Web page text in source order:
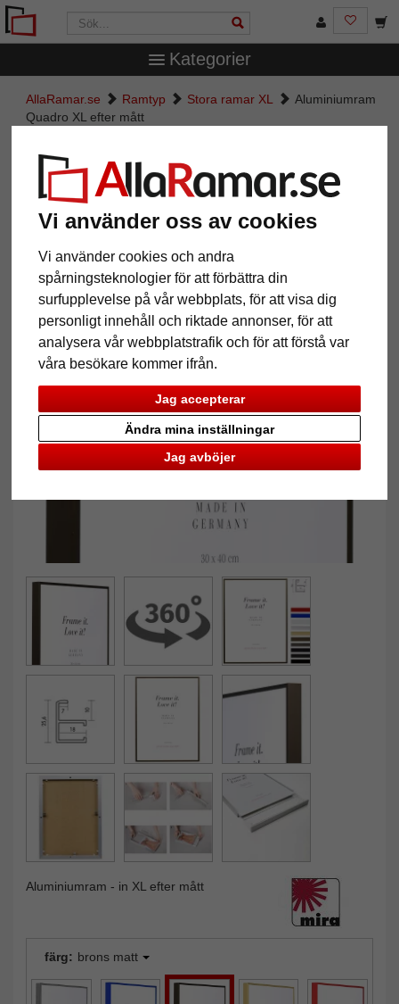
Vi använder oss av cookies
Vi använder cookies och andra
spårningsteknologier för att förbättra din
surfupplevelse på vår webbplats, för att visa dig
personligt innehåll och riktade annonser, för att
analysera vår webbplatstrafik och för att förstå var
våra besökare kommer ifrån.
Jag accepterar
Jag avböjer
Ändra mina inställningar
Kategorier
AllaRamar.se Ramtyp Stora ramar XL
Aluminiumram
Quadro XL efter mått
Aluminiumram Quadro XL efter
mått
Aluminiumram - in XL efter mått
färg: brons matt